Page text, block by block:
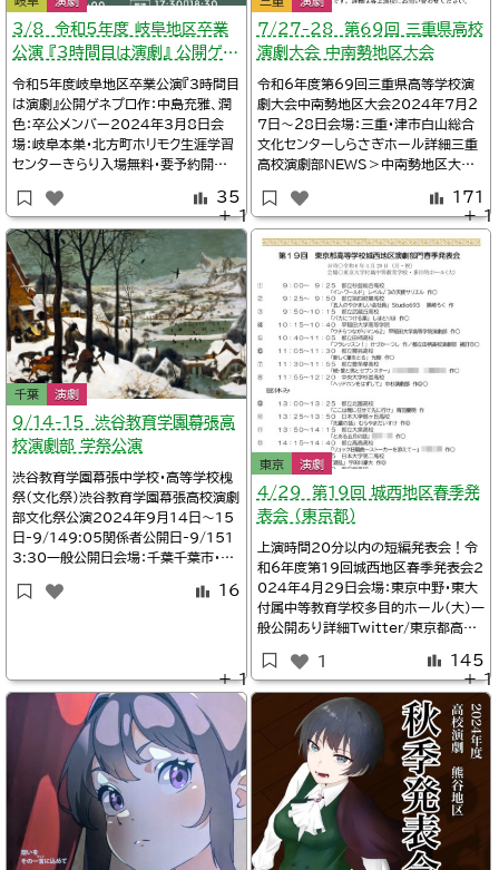
3/8 令和5年度 岐阜地区卒業
公演 『3時間目は演劇』 公開ゲネ
プロ
令和5年度岐阜地区卒業公演『3時間目
は演劇』公開ゲネプロ作：中島充雅、潤
色：卒公メンバー2024年3月8日会
場：岐阜本巣・北方町ホリモク生涯学習
センターきらり入場無料・要予約開演1
公演@R5gifutiku公開ゲネについて
お知らせします！！演目「3時間目は演
劇」日時：3月8日（金）開場：17時開演：
17時30分会場：北方町ホリモク生涯学
習センターきらり料
35
7/27-28 第69回 三重県高校
演劇大会 中南勢地区大会
令和6年度第69回三重県高等学校演
劇大会中南勢地区大会2024年７月２
7日～２8日会場：三重・津市白山総合
文化センターしらさぎホール詳細三重
高校演劇部NEWS＞中南勢地区大会
重県高等学校演劇連盟中南勢地区/第
69回三重県高等学校演劇大会中南勢
地区大会結果※舞台写真三重県高等学
校演劇連盟※日程9:40三重伊勢学園
高校演劇部『ファイト・オン・ステージ』
作：たなか11:
171
千葉 演劇
9/14-15 渋谷教育学園幕張高
校演劇部 学祭公演
渋谷教育学園幕張中学校・高等学校槐
祭（文化祭）渋谷教育学園幕張高校演劇
部文化祭公演2024年9月14日～15
日-9/149:05関係者公開日-9/151
3:30一般公開日会場：千葉千葉市・渋
詳細Twitter/渋幕演劇部@SBMKe
用：渋谷幕張高校演劇部）
16
＋ 1
東京 演劇
4/29 第19回 城西地区春季発
表会 （東京都）
上演時間20分以内の短編発表会！令
和6年度第19回城西地区春季発表会2
024年4月29日会場：東京中野・東大
付属中等教育学校多目的ホール(大)一
般公開あり詳細Twitter/東京都高校
00東京都立杉並総合高校『イン・ワー
ルド』作：レベル√3の天使サリエル生
徒創作@sugisoengekibu9:25東
京都立第四商業高校『五人のやかまし
い会社員』作：St
1 145
＋ 1
＋ 1 ＋ 1